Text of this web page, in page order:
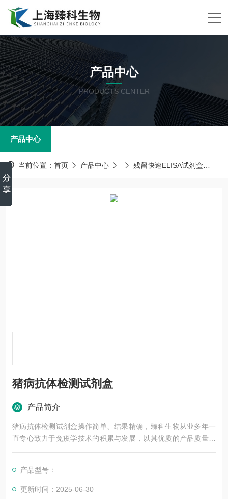
产品中心
PRODUCTS CENTER
产品中心
当前位置： 首页 产品中心 残留快速ELISA试剂盒
猪病抗体检测试剂盒
产品简介
猪病抗体检测试剂盒操作简单、结果精确，臻科生物从业多年一
直专心致力于免疫学技术的积累与发展，以其优质的产品质量与
专业的技术服务，赢得业内广大人士的认可。我司也一直和国内
共赢。
产品型号：
更新时间：2025-06-30